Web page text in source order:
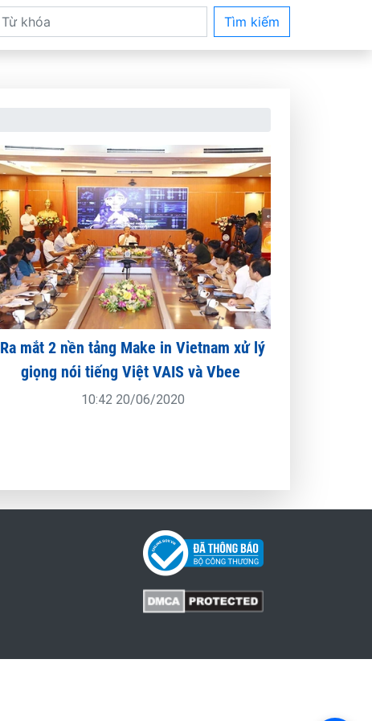
Tìm kiếm
Ra mắt 2 nền tảng Make in Vietnam xử lý
giọng nói tiếng Việt VAIS và Vbee
10:42 20/06/2020